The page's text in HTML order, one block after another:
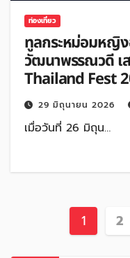
ท่องเที่ยว
ทูลกระหม่อมหญิ
วัฒนาพรรณวดี เ
Thailand Fest
ผลักดันเสน่ห์ “รส
เที่ยวไทย
29 มิถุนายน 2026
เมื่อวันที่ 26 มิถุน…
Posts
1 2